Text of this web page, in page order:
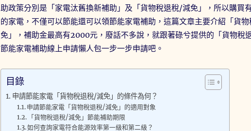
助政策分別是「家電汰舊換新補助」及「貨物稅退稅/減免」，所以購買
的家電，不僅可以節能還可以領節能家電補助，這篇文章主要介紹「貨
免」，補助金最高有2000元，廢話不多說，就跟著碌兮提供的「貨物稅
節能家電補助線上申請懶人包一步一步申請吧。
目錄
申請節能家電「貨物稅退稅/減免」的條件為何？
申請節能家電「貨物稅退稅/減免」的適用對象
「貨物稅退稅/減免」節能補助期限
如何查詢家電符合能源效率第一級和第二級？